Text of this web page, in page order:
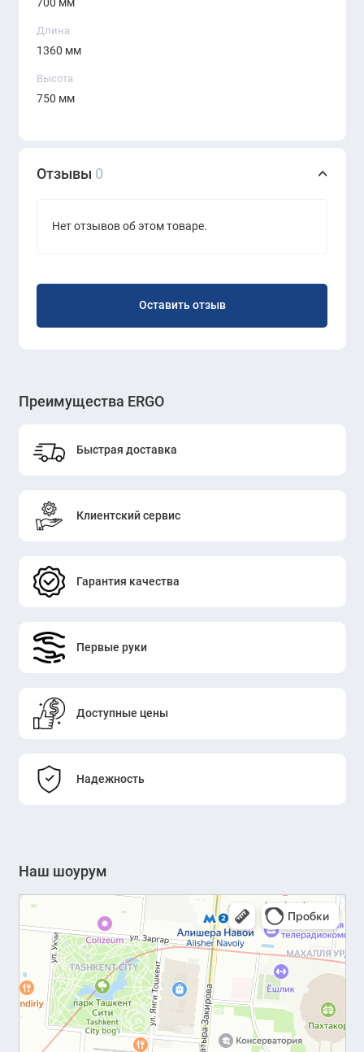
700 мм
Длина
1360 мм
Высота
750 мм
Отзывы 0
Нет отзывов об этом товаре.
Оставить отзыв
Преимущества ERGO
Быстрая доставка
Клиентский сервис
Гарантия качества
Первые руки
Доступные цены
Надежность
Наш шоурум